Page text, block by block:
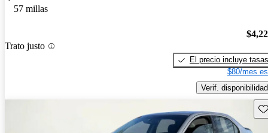
57 millas
Trato justo
El precio incluye tasas
$80/mes
Verif. disponibilidad